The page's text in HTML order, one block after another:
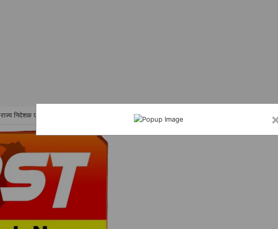
राज्य निदेशक ए के सिंह ने एसबीआई आरसेटी सारंगढ़ का किया निरीक्षण